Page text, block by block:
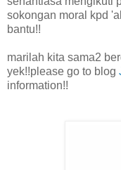
sokongan moral kpd
bantu!!
marilah kita sama2
yek!!please go to blog
information!!